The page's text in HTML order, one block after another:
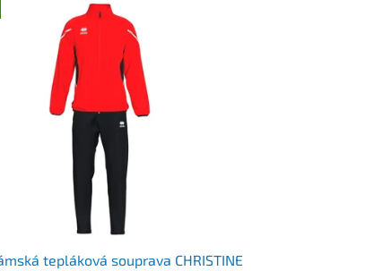
tepláková souprava CHRISTINE